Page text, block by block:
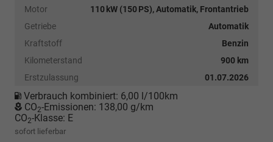
Motor
110 kW (150 PS), Automatik, Frontantrieb
Getriebe
Automatik
Kraftstoff
Benzin
Kilometerstand
900 km
Erstzulassung
01.07.2026
Verbrauch kombiniert: 6,00 l/100km
CO2-Emissionen: 138,00 g/km
CO2-Klasse: E
sofort lieferbar